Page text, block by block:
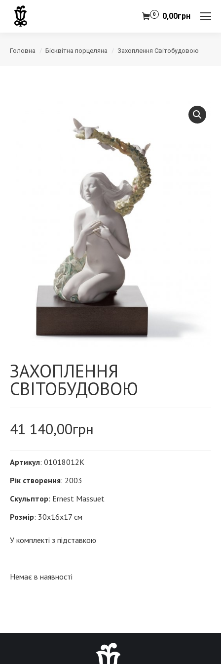
0,00грн
0
Головна Бісквітна порцеляна Захоплення Світобудовою
ЗАХОПЛЕННЯ
СВІТОБУДОВОЮ
41 140,00грн
Артикул: 01018012K
Рік створення: 2003
Скульптор: Ernest Massuet
Розмір: 30x16x17 см
У комплекті з підставкою
Немає в наявності